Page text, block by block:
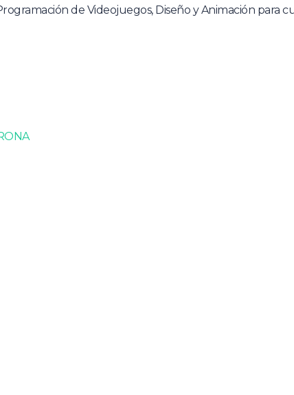
de Videojuegos, Diseño y Animación para